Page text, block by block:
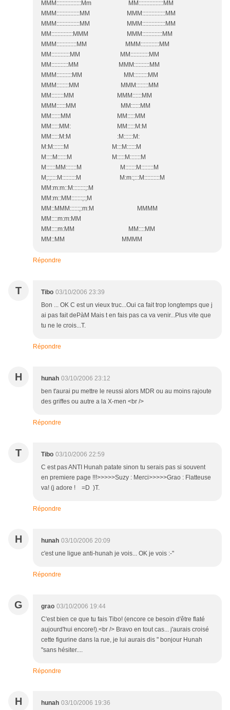
MMM::::::::::::::::Mm MM::::::::::::::::MM
MMM:::::::::::::::MM MMM:::::::::::::::MM
MMM:::::::::::::::MM MMM:::::::::::::::MM
MM::::::::::::::MMM MMM:::::::::::::MM
MMM:::::::::::::MM MMM::::::::::::MM
MM::::::::::::MM MM::::::::::::MM
MM:::::::::::MM MMM::::::::::MM
MMM::::::::::MM MM:::::::::MM
MMM::::::::MM MMM::::::::MM
MM::::::::MM MMM::::::MM
MMM::::::MM MM::::::MM
MM::::::MM MM:::::MM
MM:::::MM: MM:::::M:M
MM:::::M:M :M::::::M:
M:M:::::::M M:::M::::::M
M::::M::::::M M:::::M:::::::M
M::::::MM:::::::M M:::::::M::::::::M
M;:;::::M:::::::::M M:m:;:::M::::::::::M
MM:m:m::M::::::::;:M
MM:m::MM:::::::;:;M
MM::MMM::::::;:m:M MMMM
MM::::m:m:MM
MM::::m:MM MM::::MM
MM::MM MMMM
Répondre
T Tibo 03/10/2006 23:39
Bon ... OK C est un vieux truc...Oui ca fait trop longtemps que j
ai pas fait dePàM Mais t en fais pas ca va venir...Plus vite que
tu ne le crois...T.
Répondre
H hunah 03/10/2006 23:12
ben t'aurai pu mettre le reussi alors MDR ou au moins rajoute
des griffes ou autre a la X-men <br />
Répondre
T Tibo 03/10/2006 22:59
C est pas ANTI Hunah patate sinon tu serais pas si souvent
en premiere page !!!>>>>>Suzy : Merci>>>>>Grao : Flatteuse
va! (j adore ! =D )T.
Répondre
H hunah 03/10/2006 20:09
c'est une ligue anti-hunah je vois... OK je vois :-"
Répondre
G grao 03/10/2006 19:44
C'est bien ce que tu fais Tibo! (encore ce besoin d'être flaté
aujourd'hui encore!).<br /> Bravo en tout cas... j'aurais croisé
cette figurine dans la rue, je lui aurais dis " bonjour Hunah
"sans hésiter....
Répondre
H hunah 03/10/2006 19:36